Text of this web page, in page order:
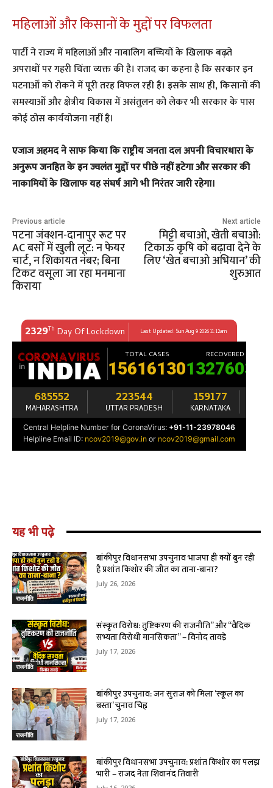
​महिलाओं और किसानों के मुद्दों पर विफलता
​पार्टी ने राज्य में महिलाओं और नाबालिग बच्चियों के खिलाफ बढ़ते
अपराधों पर गहरी चिंता व्यक्त की है। राजद का कहना है कि सरकार इन
घटनाओं को रोकने में पूरी तरह विफल रही है। इसके साथ ही, किसानों की
समस्याओं और क्षेत्रीय विकास में असंतुलन को लेकर भी सरकार के पास
कोई ठोस कार्ययोजना नहीं है।
एजाज अहमद ने साफ किया कि राष्ट्रीय जनता दल अपनी विचारधारा के
अनुरूप जनहित के इन ज्वलंत मुद्दों पर पीछे नहीं हटेगा और सरकार की
नाकामियों के खिलाफ यह संघर्ष आगे भी निरंतर जारी रहेगा।
Previous article
पटना जंक्शन-दानापुर रूट पर
AC बसों में खुली लूट: न फेयर
चार्ट, न शिकायत नंबर; बिना
टिकट वसूला जा रहा मनमाना
किराया
Next article
मिट्टी बचाओ, खेती बचाओ:
टिकाऊ कृषि को बढ़ावा देने के
लिए ‘खेत बचाओ अभियान’ की
शुरुआत
यह भी पढ़े
राजनीति
बांकीपुर विधानसभा उपचुनाव भाजपा ही क्यों बुन रही
है प्रशांत किशोर की जीत का ताना-बाना?
July 26, 2026
राजनीति
संस्कृत विरोध: तुष्टिकरण की राजनीति” और “वैदिक
सभ्यता विरोधी मानसिकता” – विनोद तावड़े
July 17, 2026
राजनीति
बांकीपुर उपचुनाव: जन सुराज को मिला ‘स्कूल का
बस्ता’ चुनाव चिह्न
July 17, 2026
बांकीपुर विधानसभा उपचुनाव: प्रशांत किशोर का पलड़ा
भारी – राजद नेता शिवानंद तिवारी